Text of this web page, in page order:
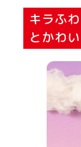
キラふ
とかわ